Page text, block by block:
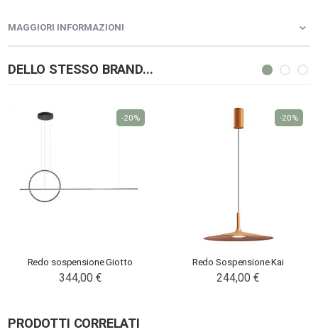
MAGGIORI INFORMAZIONI
DELLO STESSO BRAND...
Redo sospensione Giotto
344,00 €
-20%
Redo Sospensione Kai
244,00 €
-20%
PRODOTTI CORRELATI